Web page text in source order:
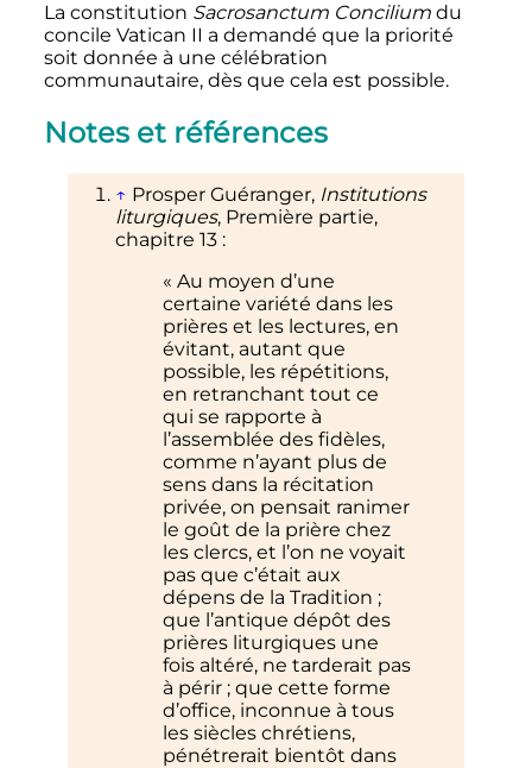
La constitution Sacrosanctum Conciliumdu
concile Vatican II a demandé que la priorité
soit donnée à une célébration
communautaire, dès que cela est possible.
Notes et références
↑ Prosper Guéranger, Institutions
liturgiques, Première partie,
chapitre 13 :
« Au moyen d’une
certaine variété dans les
prières et les lectures, en
évitant, autant que
possible, les répétitions,
en retranchant tout ce
qui se rapporte à
l’assemblée des fidèles,
comme n’ayant plus de
sens dans la récitation
privée, on pensait ranimer
le goût de la prière chez
les clercs, et l’on ne voyait
pas que c’était aux
dépens de la Tradition ;
que l’antique dépôt des
prières liturgiques une
fois altéré, ne tarderait pas
à périr ; que cette forme
d’office, inconnue à tous
les siècles chrétiens,
pénétrerait bientôt dans